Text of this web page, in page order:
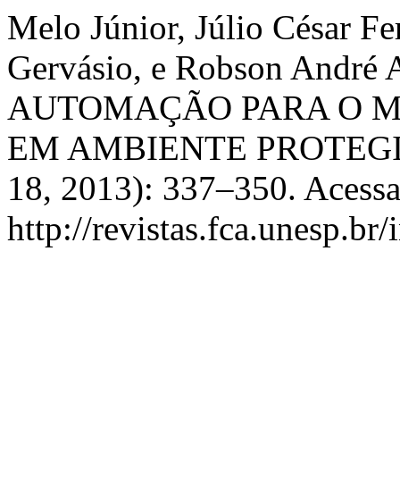
Melo Júnior, Júlio César
Gervásio, e Robson
AUTOMAÇÃO PARA O
EM AMBIENTE
18, 2013): 337–350.
http://